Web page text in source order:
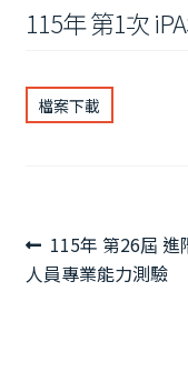
115年 第1次
檔案下載
文
章
導
上
一
115年 第26屆 進
人員專業能力測驗